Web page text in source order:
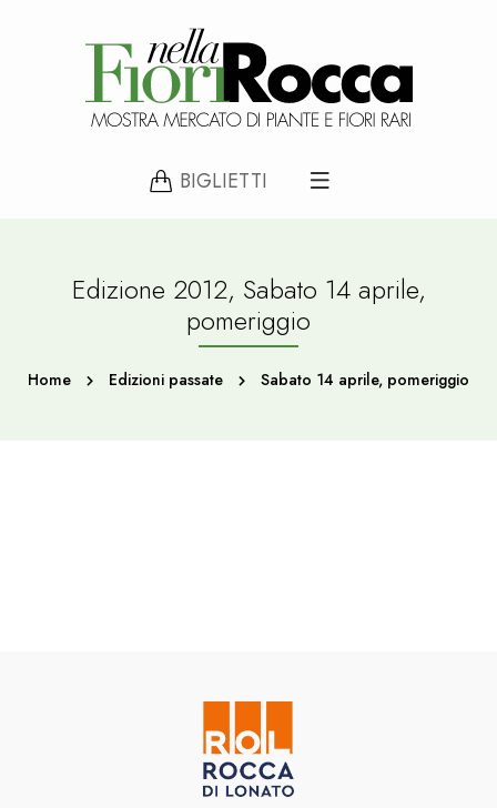
BIGLIETTI
Edizione 2012, Sabato 14 aprile,
pomeriggio
Home Edizioni passate Sabato 14 aprile, pomeriggio